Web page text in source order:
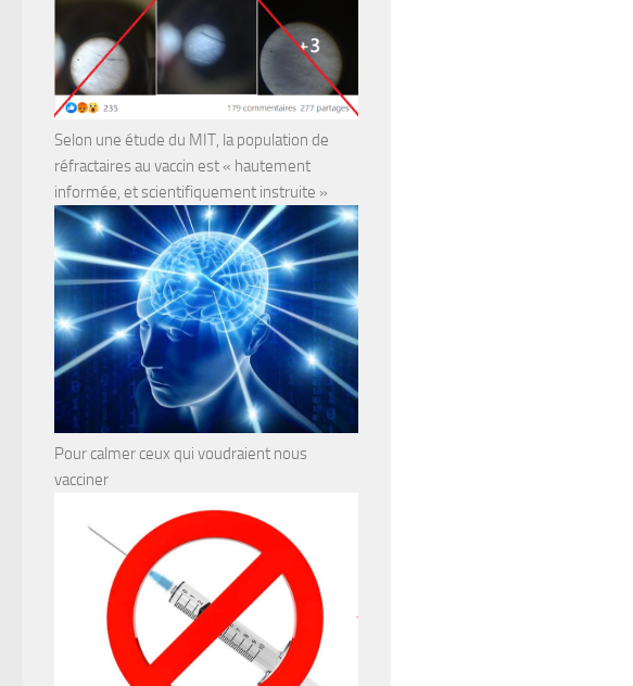
Selon une étude du MIT, la population de
réfractaires au vaccin est « hautement
informée, et scientifiquement instruite »
Pour calmer ceux qui voudraient nous
vacciner